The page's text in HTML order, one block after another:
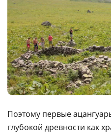
Поэтому первые
глубокой древности как